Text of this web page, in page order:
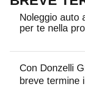
Noleggio auto
per te nella
Con Donzelli
breve termine